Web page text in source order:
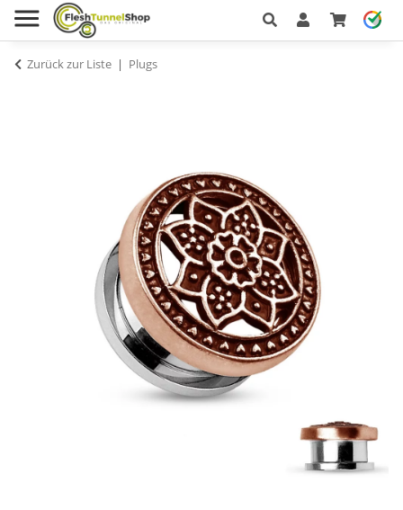
Zurück zur Liste Plugs